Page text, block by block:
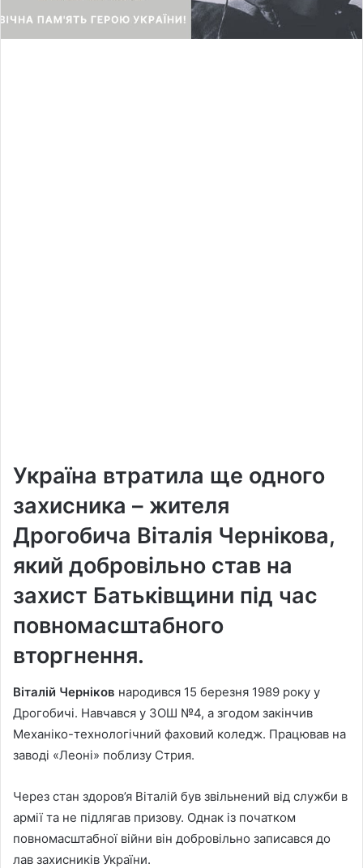
Україна втратила ще одного
захисника – жителя
Дрогобича Віталія Чернікова,
який добровільно став на
захист Батьківщини під час
повномасштабного
вторгнення.
Віталій Черніков народився 15 березня 1989 року у
Дрогобичі. Навчався у ЗОШ №4, а згодом закінчив
Механіко-технологічний фаховий коледж. Працював на
заводі «Леоні» поблизу Стрия.
Через стан здоров’я Віталій був звільнений від служби в
армії та не підлягав призову. Однак із початком
повномасштабної війни він добровільно записався до
лав захисників України.